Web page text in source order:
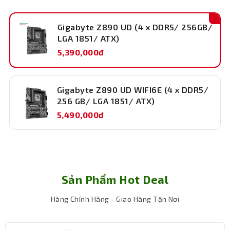
Dung
lượng
Ram hỗ
trợ tối đa
256 GB
thước
305 mm x 244 mm (ATX)
Bảo hành 36 tháng
Hiệu năng hoạt động mạnh mẽ
Gigabyte Z890 UD (4 x DDR5/ 256GB/
LGA 1851/ ATX)
5,390,000đ
Gigabyte Z890 UD WIFI6E (4 x DDR5/
256 GB/ LGA 1851/ ATX)
5,490,000đ
Sản Phẩm Hot Deal
Hàng Chính Hãng - Giao Hàng Tận Nơi